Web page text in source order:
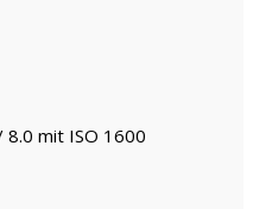
8.0 mit ISO 1600